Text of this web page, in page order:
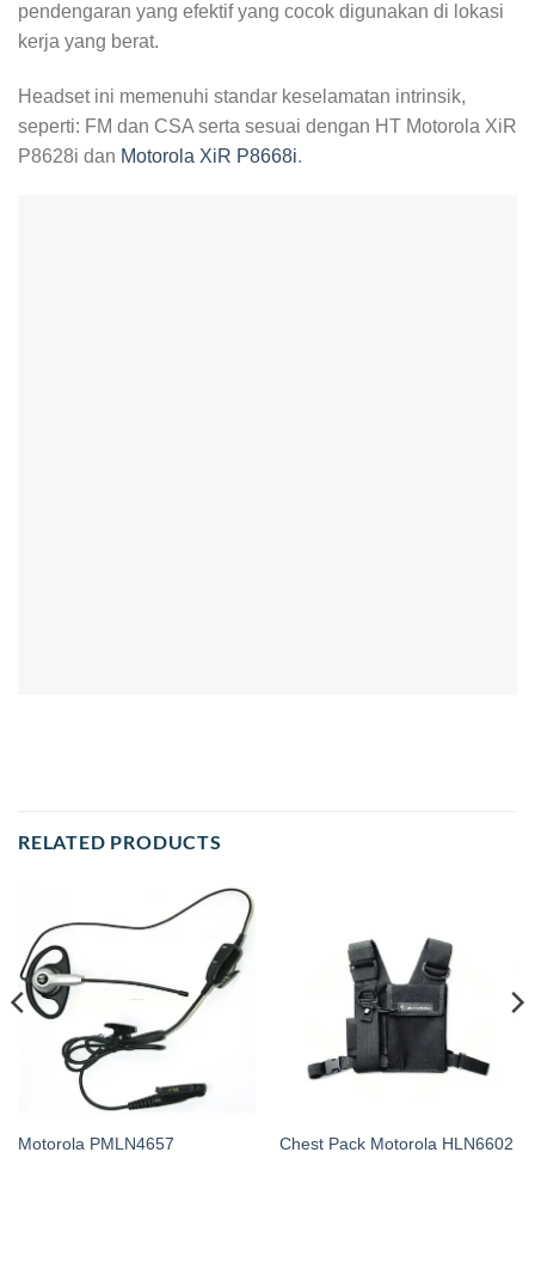
pendengaran yang efektif yang cocok digunakan di lokasi
kerja yang berat.
Headset ini memenuhi standar keselamatan intrinsik,
seperti: FM dan CSA serta sesuai dengan HT Motorola XiR
P8628i dan Motorola XiR P8668i.
RELATED PRODUCTS
Motorola PMLN4657 Chest Pack Motorola HLN6602